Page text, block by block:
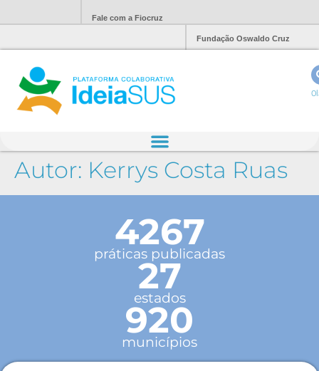
Fale com a Fiocruz
Fundação Oswaldo Cruz
Autor: Kerrys Costa Ruas
4267
práticas publicadas
27
estados
920
municípios